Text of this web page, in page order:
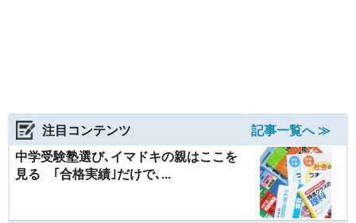
注目コンテンツ
記事一覧へ ≫
中学受験塾選び､イマドキの親はここを
見る ｢合格実績｣だけで､...